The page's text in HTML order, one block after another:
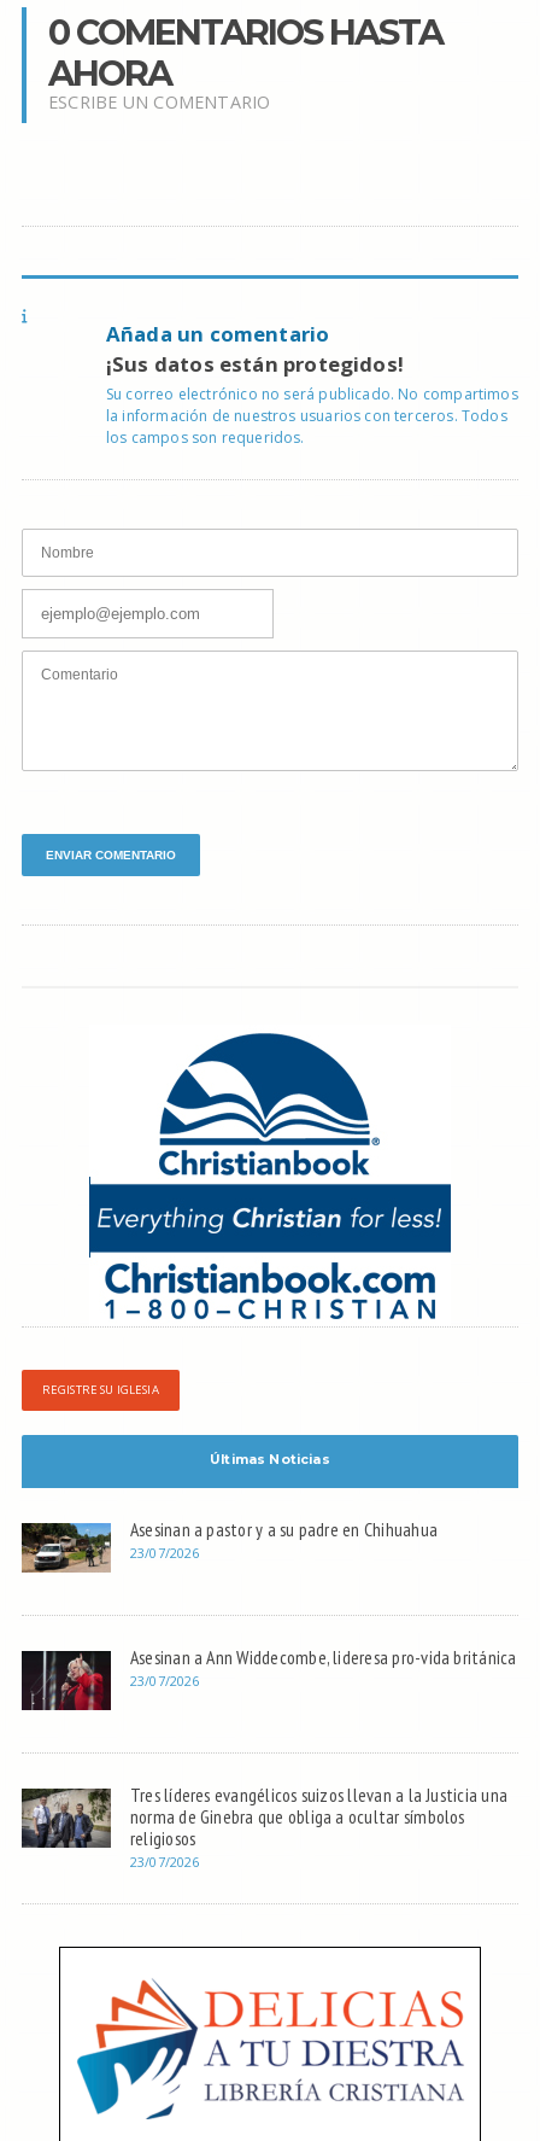
0 COMENTARIOS HASTA
AHORA
ESCRIBE UN COMENTARIO
Añada un comentario
¡Sus datos están protegidos!
Su correo electrónico no será publicado. No compartimos
la información de nuestros usuarios con terceros. Todos
los campos son requeridos.
REGISTRE SU IGLESIA
Últimas Noticias
Asesinan a pastor y a su padre en Chihuahua
23/07/2026
Asesinan a Ann Widdecombe, lideresa pro-vida británica
23/07/2026
Tres líderes evangélicos suizos llevan a la Justicia una
norma de Ginebra que obliga a ocultar símbolos
religiosos
23/07/2026